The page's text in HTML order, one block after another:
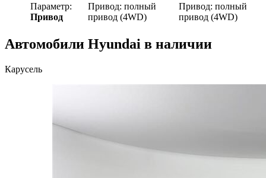
Параметр:
Привод
Привод: полный
привод (4WD)
Привод: полный
привод (4WD)
Автомобили Hyundai в наличии
Карусель